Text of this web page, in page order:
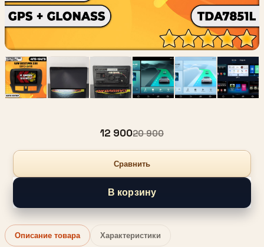
12 90020 900
Сравнить
В корзину
Описание товара Характеристики